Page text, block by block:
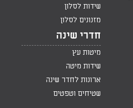
שידות לסלון
מזנונים לסלון
חדרי שינה
מיטות עץ
שידות מיטה
ארונות לחדר שינה
שטיחים וטפטים